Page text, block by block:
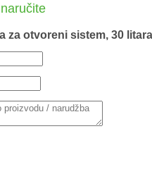
za otvoreni sistem, 30 litara